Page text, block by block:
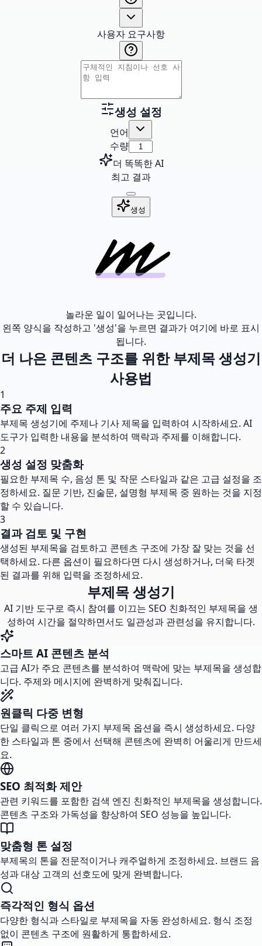
사용자 요구사항
생성 설정
언어
수량
더 똑똑한 AI
최고 결과
생성
놀라운 일이 일어나는 곳입니다.
왼쪽 양식을 작성하고 '생성'을 누르면 결과가 여기에 바로 표시
됩니다.
더 나은 콘텐츠 구조를 위한 부제목 생성기
사용법
1
주요 주제 입력
부제목 생성기에 주제나 기사 제목을 입력하여 시작하세요. AI
도구가 입력한 내용을 분석하여 맥락과 주제를 이해합니다.
2
생성 설정 맞춤화
필요한 부제목 수, 음성 톤 및 작문 스타일과 같은 고급 설정을 조
정하세요. 질문 기반, 진술문, 설명형 부제목 중 원하는 것을 지정
할 수 있습니다.
3
결과 검토 및 구현
생성된 부제목을 검토하고 콘텐츠 구조에 가장 잘 맞는 것을 선
택하세요. 다른 옵션이 필요하다면 다시 생성하거나, 더욱 타겟
된 결과를 위해 입력을 조정하세요.
부제목 생성기
AI 기반 도구로 즉시 참여를 이끄는 SEO 친화적인 부제목을 생
성하여 시간을 절약하면서도 일관성과 관련성을 유지합니다.
스마트 AI 콘텐츠 분석
고급 AI가 주요 콘텐츠를 분석하여 맥락에 맞는 부제목을 생성합
니다. 주제와 메시지에 완벽하게 맞춰집니다.
원클릭 다중 변형
단일 클릭으로 여러 가지 부제목 옵션을 즉시 생성하세요. 다양
한 스타일과 톤 중에서 선택해 콘텐츠에 완벽히 어울리게 만드세
요.
SEO 최적화 제안
관련 키워드를 포함한 검색 엔진 친화적인 부제목을 생성합니다.
콘텐츠 구조와 가독성을 향상하여 SEO 성능을 높입니다.
맞춤형 톤 설정
부제목의 톤을 전문적이거나 캐주얼하게 조정하세요. 브랜드 음
성과 대상 고객의 선호도에 맞게 완벽합니다.
즉각적인 형식 옵션
다양한 형식과 스타일로 부제목을 자동 완성하세요. 형식 조정
없이 콘텐츠 구조에 원활하게 통합하세요.